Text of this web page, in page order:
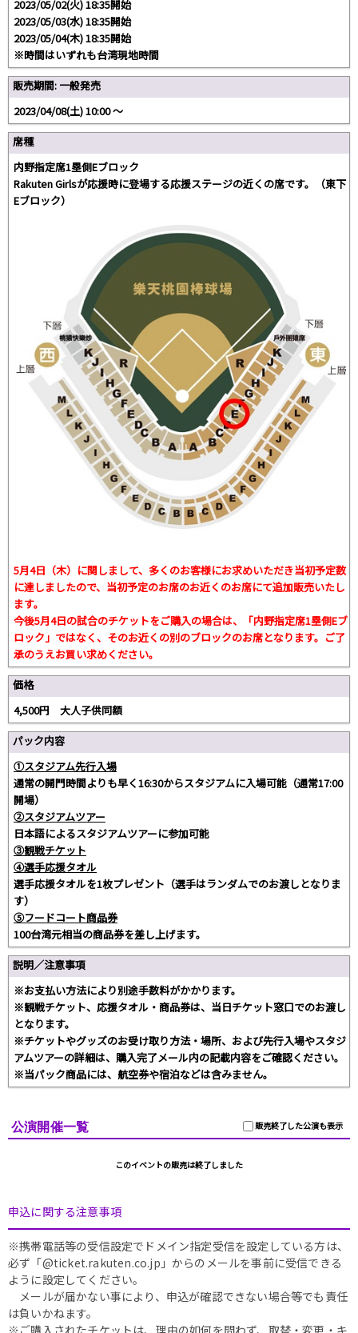
2023/05/02(火) 18:35開始
2023/05/03(水) 18:35開始
2023/05/04(木) 18:35開始
※時間はいずれも台湾現地時間
販売期間: 一般発売
2023/04/08(土) 10:00 〜
席種
内野指定席1塁側Eブロック
Rakuten Girlsが応援時に登場する応援ステージの近くの席です。（東下
Eブロック）
5月4日（木）に関しまして、多くのお客様にお求めいただき当初予定数
に達しましたので、当初予定のお席のお近くのお席にて追加販売いたし
ます。
今後5月4日の試合のチケットをご購入の場合は、「内野指定席1塁側Eブ
ロック」ではなく、そのお近くの別のブロックのお席となります。ご了
承のうえお買い求めください。
価格
4,500円 大人子供同額
パック内容
①スタジアム先行入場
通常の開門時間よりも早く16:30からスタジアムに入場可能（通常17:00
開場）
②スタジアムツアー
日本語によるスタジアムツアーに参加可能
③観戦チケット
④選手応援タオル
選手応援タオルを1枚プレゼント（選手はランダムでのお渡しとなりま
す）
⑤フードコート商品券
100台湾元相当の商品券を差し上げます。
説明／注意事項
※お支払い方法により別途手数料がかかります。
※観戦チケット、応援タオル・商品券は、当日チケット窓口でのお渡し
となります。
※チケットやグッズのお受け取り方法・場所、および先行入場やスタジ
アムツアーの詳細は、購入完了メール内の記載内容をご確認ください。
※当パック商品には、航空券や宿泊などは含みません。
販売終了した公演も表示
公演開催一覧
このイベントの販売は終了しました
申込に関する注意事項
※携帯電話等の受信設定でドメイン指定受信を設定している方は、
必ず「@ticket.rakuten.co.jp」からのメールを事前に受信できる
ように設定してください。
メールが届かない事により、申込が確認できない場合等でも責任
は負いかねます。
※ご購入されたチケットは、理由の如何を問わず、取替・変更・キ